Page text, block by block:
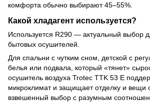
комфорта обычно выбирают 45–55%.
Какой хладагент используется?
Используется R290 — актуальный выбор
бытовых осушителей.
Для спальни с чутким сном, детской с
белья или подвала, который «тянет»
осушитель воздуха Trotec TTK 53 E
микроклимат и защищает отделку и вещи
взвешенный выбор с разумным